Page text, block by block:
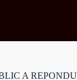
A REPONDU